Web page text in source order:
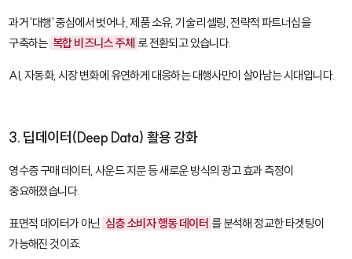
과거 '대행' 중심에서 벗어나, 제품 소유, 기술 리셀링, 전략적 파트너십을
구축하는 복합 비즈니스 주체 로 전환되고 있습니다.
AI, 자동화, 시장 변화에 유연하게 대응하는 대행사만이 살아남는 시대입니다.
3. 딥데이터(Deep Data) 활용 강화
영수증 구매 데이터, 사운드 지문 등 새로운 방식의 광고 효과 측정이
중요해졌습니다.
표면적 데이터가 아닌 심층 소비자 행동 데이터 를 분석해 정교한 타겟팅이
가능해진 것이죠.